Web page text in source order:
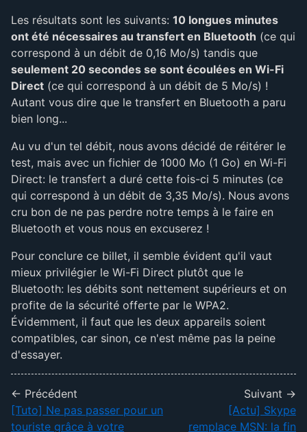
Les résultats sont les suivants: 10 longues minutes
ont été nécessaires au transfert en Bluetooth (ce qui
correspond à un débit de 0,16 Mo/s) tandis que
seulement 20 secondes se sont écoulées en Wi-Fi
Direct (ce qui correspond à un débit de 5 Mo/s) !
Autant vous dire que le transfert en Bluetooth a paru
bien long...
Au vu d'un tel débit, nous avons décidé de réitérer le
test, mais avec un fichier de 1000 Mo (1 Go) en Wi-Fi
Direct: le transfert a duré cette fois-ci 5 minutes (ce
qui correspond à un débit de 3,35 Mo/s). Nous avons
cru bon de ne pas perdre notre temps à le faire en
Bluetooth et vous nous en excuserez !
Pour conclure ce billet, il semble évident qu'il vaut
mieux privilégier le Wi-Fi Direct plutôt que le
Bluetooth: les débits sont nettement supérieurs et on
profite de la sécurité offerte par le WPA2.
Évidemment, il faut que les deux appareils soient
compatibles, car sinon, ce n'est même pas la peine
d'essayer.
← Précédent
[Tuto] Ne pas passer pour un
touriste grâce à votre
Suivant →
[Actu] Skype
remplace MSN: la fin